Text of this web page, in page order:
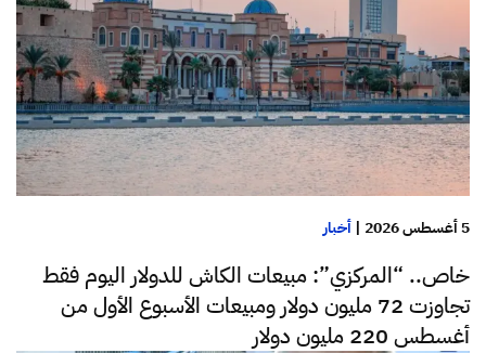
5 أغسطس 2026 | أخبار
خاص.. “المركزي”: مبيعات الكاش للدولار اليوم فقط
تجاوزت 72 مليون دولار ومبيعات الأسبوع الأول من
أغسطس 220 مليون دولار